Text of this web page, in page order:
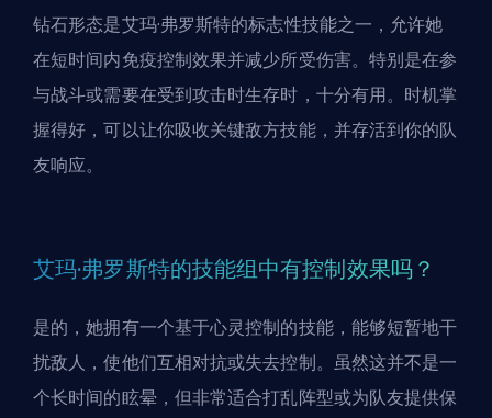
钻石形态是艾玛·弗罗斯特的标志性技能之一，允许她
在短时间内免疫控制效果并减少所受伤害。特别是在参
与战斗或需要在受到攻击时生存时，十分有用。时机掌
握得好，可以让你吸收关键敌方技能，并存活到你的队
友响应。
艾玛·弗罗斯特的技能组中有控制效果吗？
是的，她拥有一个基于心灵控制的技能，能够短暂地干
扰敌人，使他们互相对抗或失去控制。虽然这并不是一
个长时间的眩晕，但非常适合打乱阵型或为队友提供保